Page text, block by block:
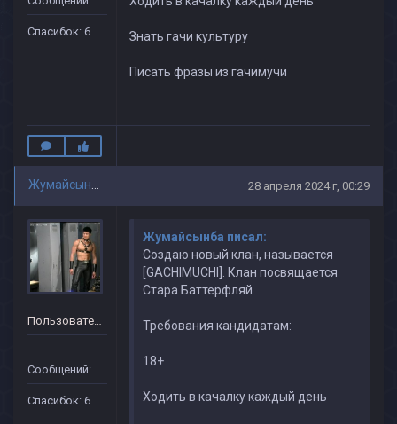
Спасибок: 6 Знать гачи культуру
Писать фразы из гачимучи
28 апреля 2024 г, 00:29
Пользователь
Сообщений: 13
Спасибок: 6
Жумайсынба писал:
Создаю новый клан, называется
[GACHIMUCHI]. Клан посвящается
Стара Баттерфляй
Требования кандидатам:
18+
Ходить в качалку каждый день